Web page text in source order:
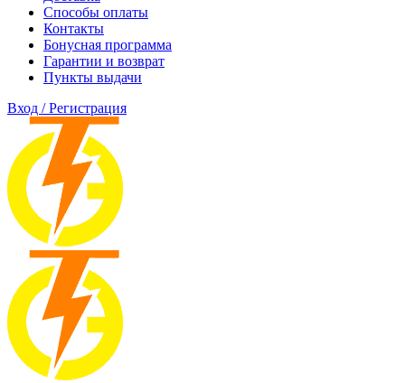
Способы оплаты
Контакты
Бонусная программа
Гарантии и возврат
Пункты выдачи
Вход / Регистрация